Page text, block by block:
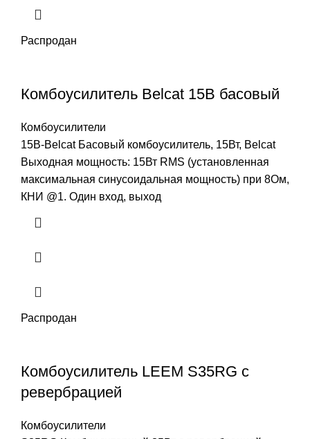
Распродан
Комбоусилитель Belcat 15B басовый
Комбоусилители
15B-Belcat Басовый комбоусилитель, 15Вт, Belcat
Выходная мощность: 15Вт RMS (установленная
максимальная синусоидальная мощность) при 8Ом,
КНИ @1. Один вход, выход
Распродан
Комбоусилитель LEEM S35RG с
ревербрацией
Комбоусилители